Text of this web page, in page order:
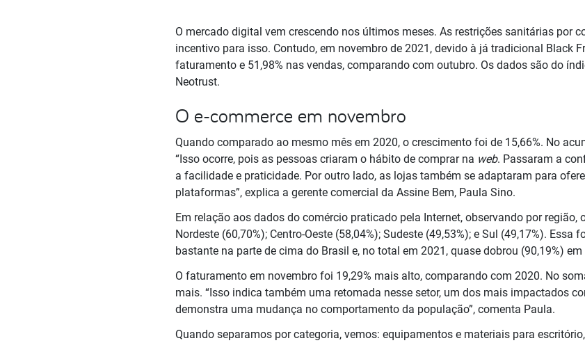
O mercado digital vem crescendo nos últimos meses. As restrições sanitárias por
incentivo para isso. Contudo, em novembro de 2021, devido à já tradicional Black
faturamento e 51,98% nas vendas, comparando com outubro. Os dados são do
Neotrust.
O e-commerce em novembro
Quando comparado ao mesmo mês em 2020, o crescimento foi de 15,66%. No
“Isso ocorre, pois as pessoas criaram o hábito de comprar na web. Passaram a
a facilidade e praticidade. Por outro lado, as lojas também se adaptaram para
plataformas”, explica a gerente comercial da Assine Bem, Paula Sino.
Em relação aos dados do comércio praticado pela Internet, observando por região,
Nordeste (60,70%); Centro-Oeste (58,04%); Sudeste (49,53%); e Sul (49,17%). Essa
bastante na parte de cima do Brasil e, no total em 2021, quase dobrou (90,19%)
O faturamento em novembro foi 19,29% mais alto, comparando com 2020. No
mais. “Isso indica também uma retomada nesse setor, um dos mais impactados
demonstra uma mudança no comportamento da população”, comenta Paula.
Quando separamos por categoria, vemos: equipamentos e materiais para